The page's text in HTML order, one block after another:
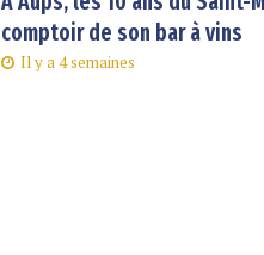
comptoir de son bar à vins
Il y a 4 semaines